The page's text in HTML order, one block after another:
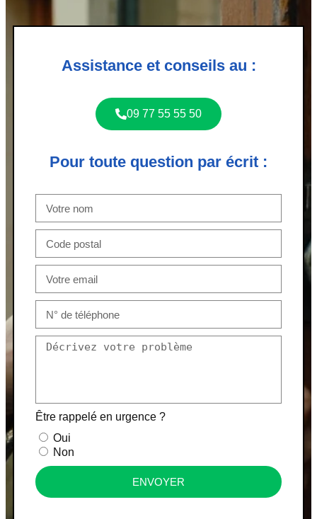
Assistance et conseils au :
09 77 55 55 50
Pour toute question par écrit :
Être rappelé en urgence ?
Oui
Non
ENVOYER